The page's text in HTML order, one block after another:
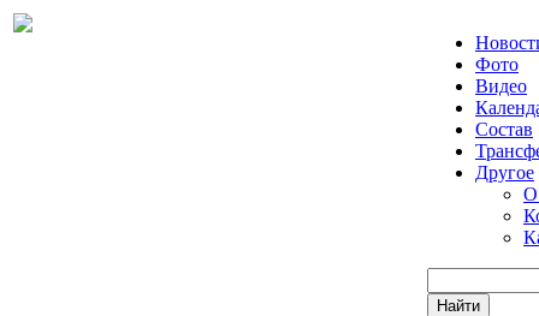
Фото
Видео
Состав
Другое
О
Найти